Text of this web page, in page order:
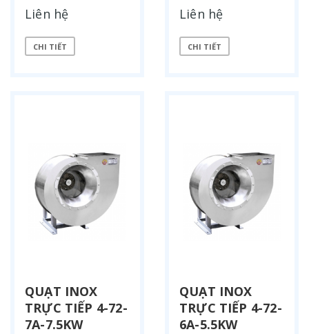
Liên hệ
CHI TIẾT
Liên hệ
CHI TIẾT
QUẠT INOX
TRỰC TIẾP 4-72-
7A-7.5KW
QUẠT INOX
TRỰC TIẾP 4-72-
6A-5.5KW